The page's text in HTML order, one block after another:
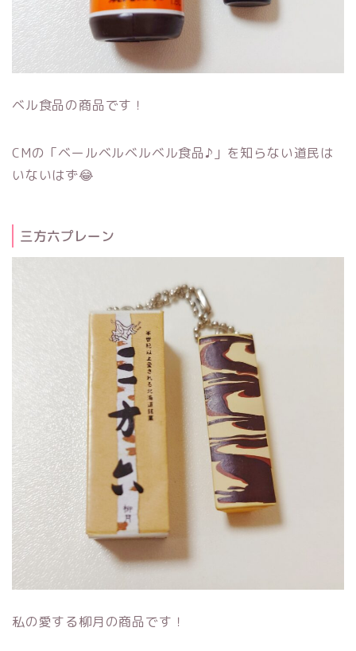
ベル食品の商品です！
CMの「ベールベルベルベル食品♪」を知らない道民は
いないはず😂
三方六プレーン
私の愛する柳月の商品です！